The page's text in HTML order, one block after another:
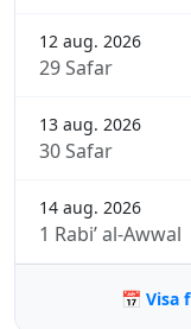
12 aug. 2026
29 Safar
13 aug. 2026
30 Safar
14 aug. 2026
1 Rabi’ al-Awwal
📅 Visa